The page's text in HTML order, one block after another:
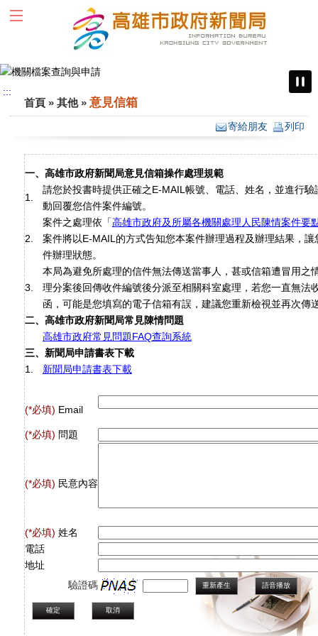
跳到主要內容區塊
:::
:::
首頁» 其他» 意見信箱
寄給朋友 列印
一、高雄市政府新聞局意見信箱操作處理規範
1.
請您於投書時提供正確之E-MAIL帳號、電話、姓名，並進行驗
動回覆您信件案件編號。
2.
案件之處理依「 高雄市政府及所屬各機關處理人民陳情案件要
案件將以E-MAIL的方式告知您本案件辦理過程及辦理結果，讓
件辦理狀態。
3.
本局為避免所處理的信件無法傳送當事人，甚或信箱遭冒用之
理分案後回傳收件編號後分派至相關科室處理，若您一直無法
函，可能是您填寫的電子信箱有誤，建議您重新檢視並再次傳
二、高雄市政府新聞局常見陳情問題
高雄市政府常見問題FAQ查詢系統
三、新聞局申請書表下載
1.
新聞局申請書表下載
(*必填) Email
(*必填) 問題
(*必填) 民意內容
(*必填) 姓名
電話
地址
驗證碼